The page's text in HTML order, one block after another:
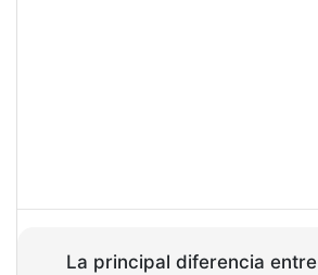
La principal diferencia entre